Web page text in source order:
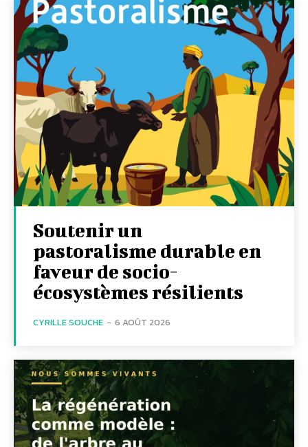
Soutenir un
pastoralisme durable en
faveur de socio-
écosystèmes résilients
CYRILLE SOUCHE - 6 AOÛT 2026